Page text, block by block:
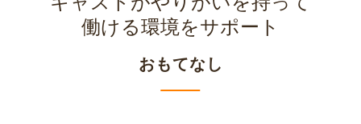
働ける環境をサポート
おもてなし